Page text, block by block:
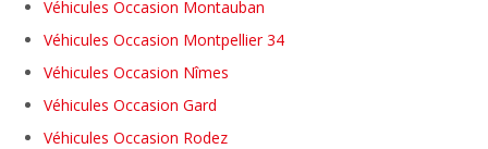
Véhicules Occasion Montauban
Véhicules Occasion Montpellier 34
Véhicules Occasion Nîmes
Véhicules Occasion Gard
Véhicules Occasion Rodez